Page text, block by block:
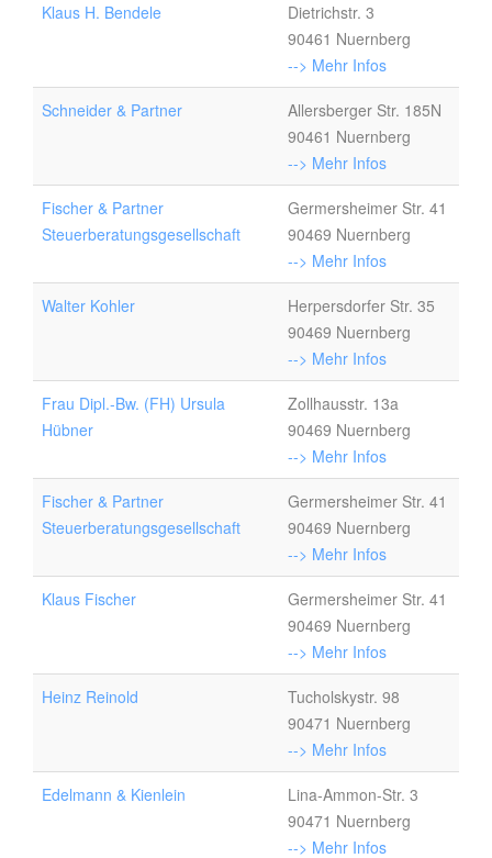
Klaus H. Bendele
Dietrichstr. 3
90461 Nuernberg
--> Mehr Infos
Schneider & Partner
Allersberger Str. 185N
90461 Nuernberg
--> Mehr Infos
Fischer & Partner
Steuerberatungsgesellschaft
Germersheimer Str. 41
90469 Nuernberg
--> Mehr Infos
Walter Kohler
Herpersdorfer Str. 35
90469 Nuernberg
--> Mehr Infos
Frau Dipl.-Bw. (FH) Ursula
Hübner
Zollhausstr. 13a
90469 Nuernberg
--> Mehr Infos
Fischer & Partner
Steuerberatungsgesellschaft
Germersheimer Str. 41
90469 Nuernberg
--> Mehr Infos
Klaus Fischer
Germersheimer Str. 41
90469 Nuernberg
--> Mehr Infos
Heinz Reinold
Tucholskystr. 98
90471 Nuernberg
--> Mehr Infos
Edelmann & Kienlein
Lina-Ammon-Str. 3
90471 Nuernberg
--> Mehr Infos